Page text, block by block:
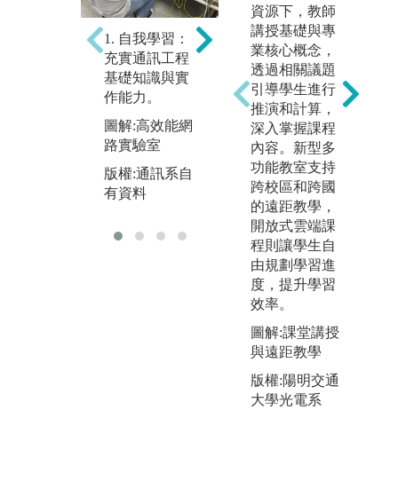
1. 自我學習：
充實通訊工程
基礎知識與實
作能力。
圖解:高效能網
路實驗室
版權:通訊系自
有資料
2. 培養興趣：
瞭解國內外相
關產業現況，
跨領域學習探
索自己未來職
涯。
圖解:通訊系企
業參訪
版權:通訊系自
有資料
資源下，教師
講授基礎與專
業核心概念，
透過相關議題
引導學生進行
推演和計算，
深入掌握課程
內容。新型多
功能教室支持
跨校區和跨國
的遠距教學，
開放式雲端課
程則讓學生自
由規劃學習進
度，提升學習
效率。
圖解:課堂講授
與遠距教學
版權:陽明交通
大學光電系